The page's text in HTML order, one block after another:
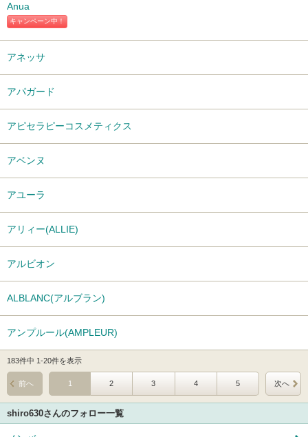
キャンペーン中！
Anua
アネッサ
アパガード
アピセラピーコスメティクス
アベンヌ
アユーラ
アリィー(ALLIE)
アルビオン
ALBLANC(アルブラン)
アンプルール(AMPLEUR)
183件中 1-20件を表示
1 2 3 4 5
前へ 次へ
shiro630さんのフォロー一覧